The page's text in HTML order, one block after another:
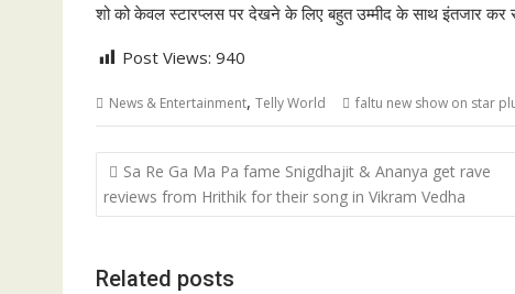
शो को केवल स्टारप्लस पर देखने के लिए बहुत उम्मीद के साथ इंतजार कर
Post Views: 940
News & Entertainment, Telly World faltu new show on star
Post
navigation
Sa Re Ga Ma Pa fame Snigdhajit & Ananya get rave
reviews from Hrithik for their song in Vikram Vedha
Related posts